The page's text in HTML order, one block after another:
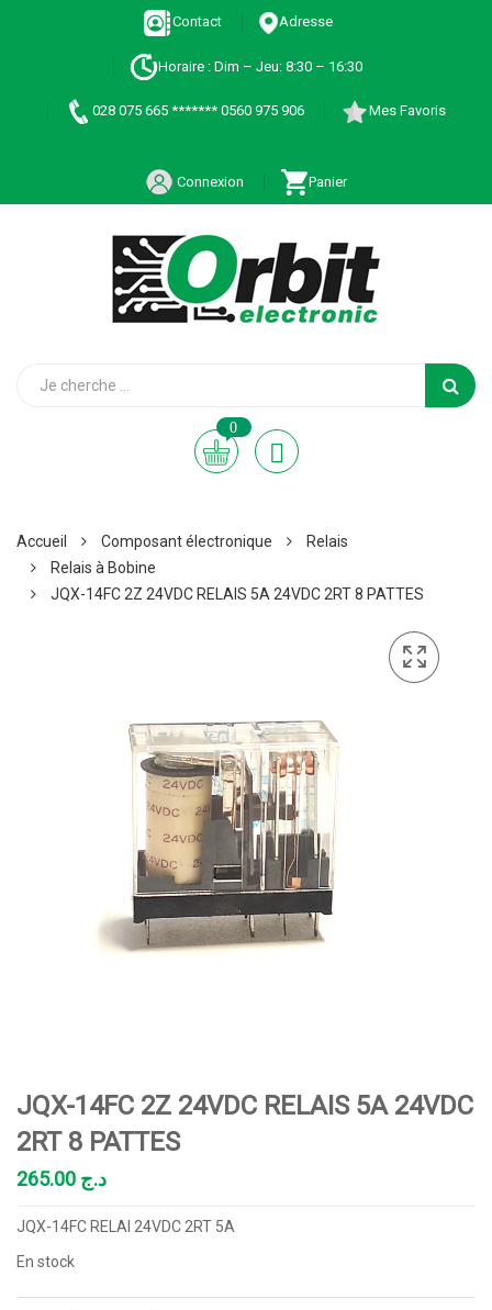
Contact Adresse
Horaire : Dim – Jeu: 8:30 – 16:30
028 075 665 ******* 0560 975 906 Mes Favoris
Connexion Panier
0
Accueil Composant électronique
Relais
Relais à Bobine
JQX-14FC 2Z 24VDC RELAIS 5A 24VDC 2RT 8 PATTES
JQX-14FC 2Z 24VDC RELAIS 5A 24VDC
2RT 8 PATTES
د.ج
JQX-14FC RELAI 24VDC 2RT 5A
En stock